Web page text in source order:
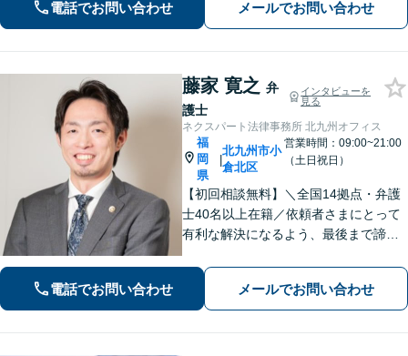
企業法務など、お困りの際はすぐにご
電話でお問い合わせ メールでお問い合わせ
藤家 寛之 弁
護士
インタビューを
見る
ネクスパート法律事務所 北九州オフィス
福
岡
県
|
北九州市小
倉北区
営業時間：09:00~21:00
（土日祝日）
【初回相談無料】＼全国14拠点・弁護
士40名以上在籍／依頼者さまにとって
有利な解決になるよう、最後まで諦め
題/相続/交通事故/刑事事件など、ご相
談ください【夜間・休日対応】
電話でお問い合わせ メールでお問い合わせ